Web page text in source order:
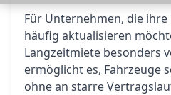
Für Unternehmen, die
häufig aktualisieren
Langzeitmiete besonders
ermöglicht es, Fahrzeuge
ohne an starre